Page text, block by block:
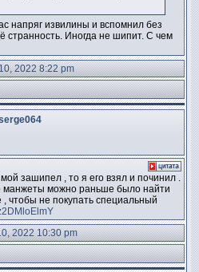
напряг извилины и вспомнил без
странность. Иногда не шипит. С чем
2022 8:22 pm
мой зашипел , то я его взял и починил .
манжеты можно раньше было найти
чтобы не покупать специальный
2022 10:30 pm